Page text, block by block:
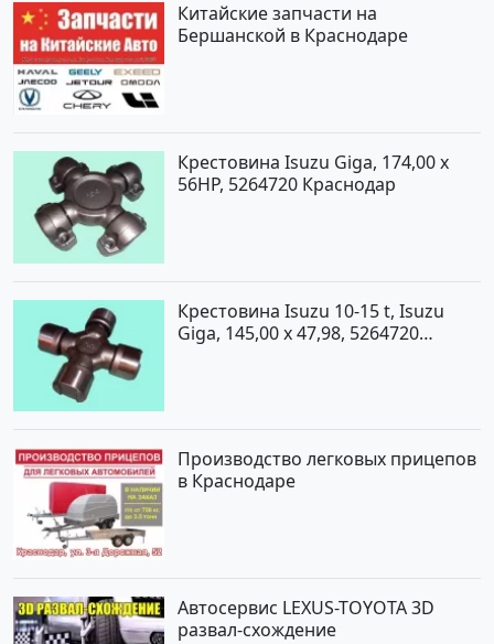
Китайские запчасти на
Бершанской в Краснодаре
Крестовина Isuzu Giga, 174,00 x
56HP, 5264720 Краснодар
Крестовина Isuzu 10-15 t, Isuzu
Giga, 145,00 x 47,98, 5264720
Производство легковых прицепов
в Краснодаре
Автосервис LEXUS-TOYOTA 3D
развал-схождение